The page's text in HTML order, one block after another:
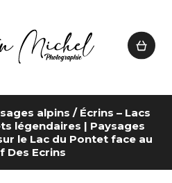
alpins / Écrins – Lacs
légendaires | Paysages
le Lac du Pontet face au
Des Ecrins